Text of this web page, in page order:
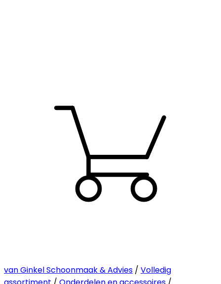
van Ginkel Schoonmaak & Advies / Volledig